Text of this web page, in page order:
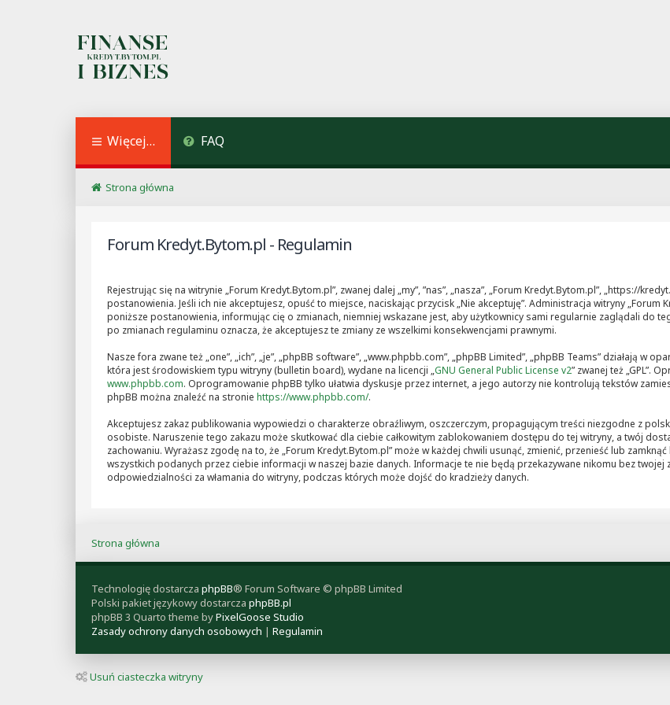
Więcej… FAQ
Strona główna
Forum Kredyt.Bytom.pl - Regulamin
Rejestrując się na witrynie „Forum Kredyt.Bytom.pl”, zwanej dalej „my”, ”nas”, „nasza”, „Forum Kredyt.Bytom.pl”, „https://
postanowienia. Jeśli ich nie akceptujesz, opuść to miejsce, naciskając przycisk „Nie akceptuję”. Administracja witryny
poniższe postanowienia, informując cię o zmianach, niemniej wskazane jest, aby użytkownicy sami regularnie zaglądali do
po zmianach regulaminu oznacza, że akceptujesz te zmiany ze wszelkimi konsekwencjami prawnymi.
Nasze fora zwane też „one”, „ich”, „je”, „phpBB software”, „www.phpbb.com”, „phpBB Limited”, „phpBB Teams” działają
która jest środowiskiem typu witryny (bulletin board), wydane na licencji „GNU General Public License v2” zwanej też „GPL”.
www.phpbb.com. Oprogramowanie phpBB tylko ułatwia dyskusje przez internet, a jego autorzy nie kontrolują tekstów
phpBB można znaleźć na stronie https://www.phpbb.com/.
Akceptujesz zakaz publikowania wypowiedzi o charakterze obraźliwym, oszczerczym, propagującym treści niezgodne z
osobiste. Naruszenie tego zakazu może skutkować dla ciebie całkowitym zablokowaniem dostępu do tej witryny, a twój
zachowaniu. Wyrażasz zgodę na to, że „Forum Kredyt.Bytom.pl” może w każdej chwili usunąć, zmienić, przenieść lub
wszystkich podanych przez ciebie informacji w naszej bazie danych. Informacje te nie będą przekazywane nikomu bez twojej
odpowiedzialności za włamania do witryny, podczas których może dojść do kradzieży danych.
Strona główna
Technologię dostarcza phpBB® Forum Software © phpBB Limited
Polski pakiet językowy dostarcza phpBB.pl
phpBB 3 Quarto theme byPixelGoose Studio
Zasady ochrony danych osobowych | Regulamin
Usuń ciasteczka witryny